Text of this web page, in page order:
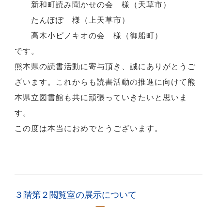
新和町読み聞かせの会 様（天草市）
たんぽぽ 様（上天草市）
高木小ピノキオの会 様（御船町）
です。
熊本県の読書活動に寄与頂き、誠にありがとうご
ざいます。これからも読書活動の推進に向けて熊
本県立図書館も共に頑張っていきたいと思いま
す。
この度は本当におめでとうございます。
３階第２閲覧室の展示について